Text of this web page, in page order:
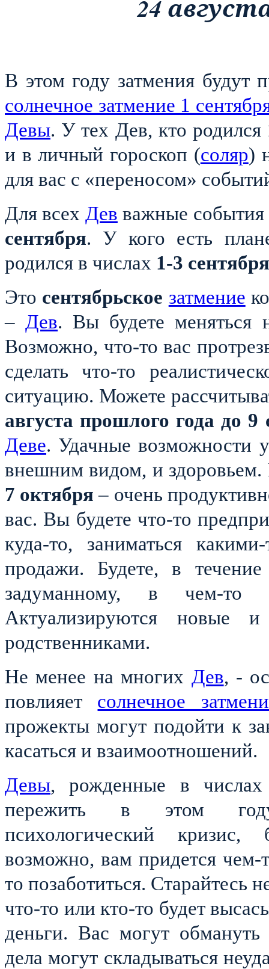
24
В этом году затмения будут
солнечное затмение 1
Девы. У тех Дев, кто родился
и в личный гороскоп (соляр)
для вас с «переносом»
Для всех Дев важные события
сентября. У кого есть
родился в числах 1-3 сентября
Это сентябрьское затмение
– Дев. Вы будете меняться
Возможно, что-то вас
сделать что-то
ситуацию. Можете
августа прошлого года до 9
Деве. Удачные возможности
внешним видом, и
7 октября– очень
вас. Вы будете что-то
куда-то, заниматься
продажи. Будете, в
задуманному, в чем-то
Актуализируются новые
родственниками.
Не менее на многих Дев, -
повлияет солнечное
прожекты могут подойти к
касаться и взаимоотношений.
Девы, рожденные в
пережить в этом году
психологический
возможно, вам придется чем-
то позаботиться. Старайтесь
что-то или кто-то будет
деньги. Вас могут
дела могут складываться